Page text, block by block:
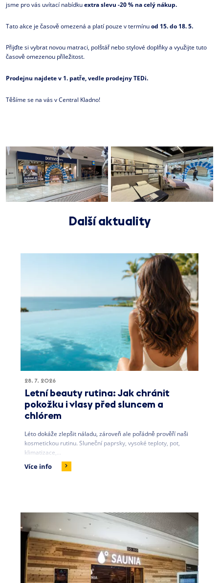
jsme pro vás uvítací nabídkuextra slevu -20 % na celý nákup.
Tato akce je časově omezená a platí pouze v termínuod 15. do 18. 5.
Přijďte si vybrat novou matraci, polštář nebo stylové doplňky a využijte tuto
časově omezenou příležitost.
Prodejnu najdete v 1. patře, vedle prodejny TEDi.
Těšíme se na vás v Central Kladno!
Další aktuality
28. 7. 2026
Letní beauty rutina: Jak chránit
pokožku i vlasy před sluncem a
chlórem
Léto dokáže zlepšit náladu, zároveň ale pořádně prověří naši
kosmetickou rutinu. Sluneční paprsky, vysoké teploty, pot,
klimatizace,...
Více info